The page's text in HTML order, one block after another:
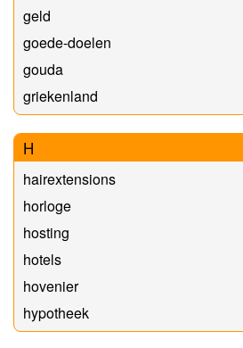
geld
goede-doelen
gouda
griekenland
H
hairextensions
horloge
hosting
hotels
hovenier
hypotheek